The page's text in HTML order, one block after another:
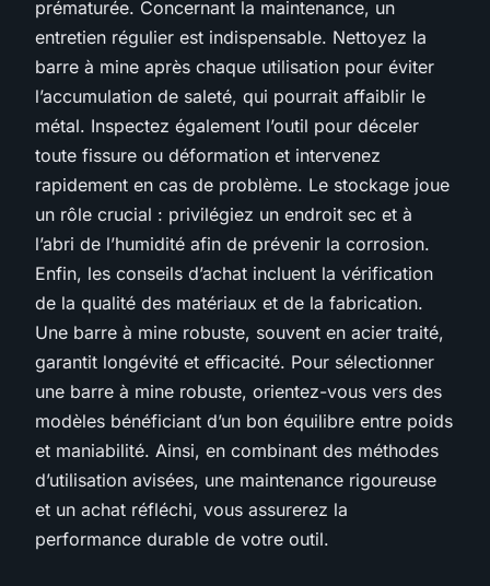
prématurée. Concernant la maintenance, un
entretien régulier est indispensable. Nettoyez la
barre à mine après chaque utilisation pour éviter
l’accumulation de saleté, qui pourrait affaiblir le
métal. Inspectez également l’outil pour déceler
toute fissure ou déformation et intervenez
rapidement en cas de problème. Le stockage joue
un rôle crucial : privilégiez un endroit sec et à
l’abri de l’humidité afin de prévenir la corrosion.
Enfin, les conseils d’achat incluent la vérification
de la qualité des matériaux et de la fabrication.
Une barre à mine robuste, souvent en acier traité,
garantit longévité et efficacité. Pour sélectionner
une barre à mine robuste, orientez-vous vers des
modèles bénéficiant d’un bon équilibre entre poids
et maniabilité. Ainsi, en combinant des méthodes
d’utilisation avisées, une maintenance rigoureuse
et un achat réfléchi, vous assurerez la
performance durable de votre outil.